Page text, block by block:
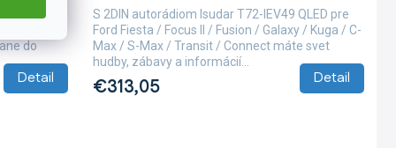
Detail
Ford
do
€313,05 Detail
S 2DIN autorádiom Isudar T72-IEV49 QLED pre
Ford Fiesta / Focus II / Fusion / Galaxy / Kuga / C-
Max / S-Max / Transit / Connect máte svet
hudby, zábavy a informácií...